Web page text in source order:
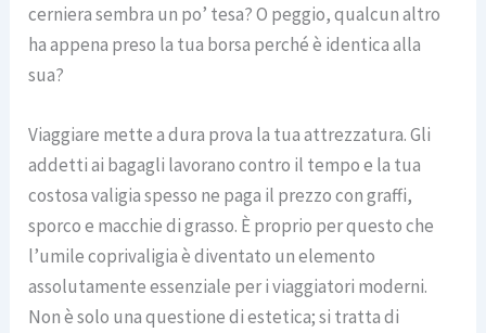
cerniera sembra un po’ tesa? O peggio, qualcun altro
ha appena preso la tua borsa perché è identica alla
sua?
Viaggiare mette a dura prova la tua attrezzatura. Gli
addetti ai bagagli lavorano contro il tempo e la tua
costosa valigia spesso ne paga il prezzo con graffi,
sporco e macchie di grasso. È proprio per questo che
l’umile coprivaligia è diventato un elemento
assolutamente essenziale per i viaggiatori moderni.
Non è solo una questione di estetica; si tratta di